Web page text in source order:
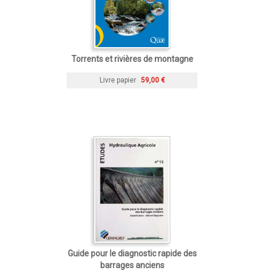
Torrents et rivières de montagne
Livre papier 59,00 €
Guide pour le diagnostic rapide des
barrages anciens